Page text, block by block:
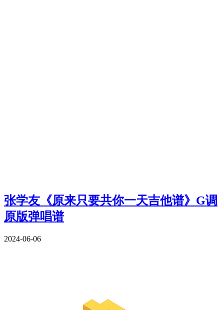
张学友《原来只要共你一天吉他谱》G调
原版弹唱谱
2024-06-06